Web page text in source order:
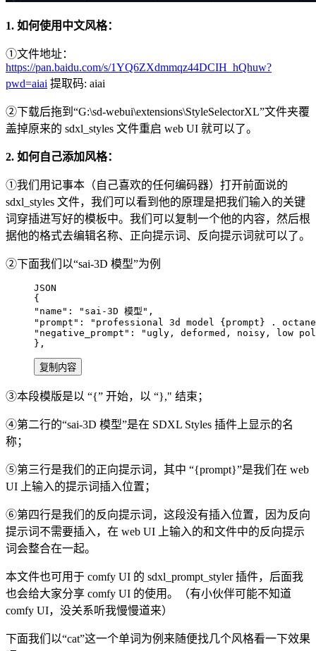
1. 如何使用中文风格：
①文件地址：
https://pan.baidu.com/s/1YQ6ZXdmmqz44DCIH_hQhuw?
pwd=aiai 提取码: aiai
②下载后拖到“G:\sd-webui\extensions\StyleSelectorXL”文件夹覆
盖掉原来的 sdxl_styles 文件重启 web UI 就可以了。
2. 如何自己添加风格：
①我们用记事本（自己喜欢的任何编码器）打开前面说的
sdxl_styles 文件，我们可以看到他的原理是把我们输入的关键
词穿插进写好的模板中。我们可以复制一个他的内容，然后根
据他的格式去编辑名称、正向提示词、反向提示词就可以了。
②下面我们以“sai-3D 模型”为例
JSON
{
"name": "sai-3D 模型",
"prompt": "professional 3d model {prompt} .
"negative_prompt": "ugly, deformed, noisy, low
},
复制内容
③本段模版是以 “{” 开始，以 “}," 结束；
④第二行的“sai-3D 模型”是在 SDXL Styles 插件上显示的名
称；
⑤第三行是我们的正向提示词，其中 “{prompt}”是我们在 web
UI 上输入的提示词插入位置；
⑥第四行是我们的反向提示词，这段没有插入位置，因为反向
提示词不需要插入，在 web UI 上输入的和文件中的反向提示
词会整合在一起。
本文件也可用于 comfy UI 的 sdxl_prompt_styler 插件，后面我
也会给大家分享 comfy UI 的使用。（有小伙伴可能不知道
comfy UI，没关系听我慢慢道来）
下面我们以“cat”这一个单词为例来随便找几个风格看一下效果